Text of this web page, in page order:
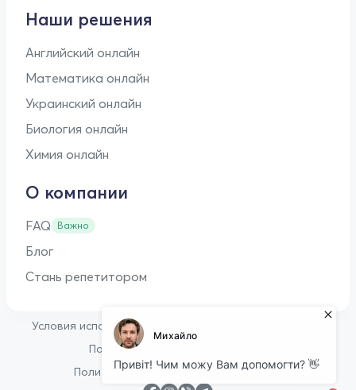
Наши решения
Английский онлайн
Математика онлайн
Украинский онлайн
Биология онлайн
Химия онлайн
О компании
FAQ Важно
Блог
Стань репетитором
Условия использования
Политика конфиденциальности
Политика в отношении файлов cookie